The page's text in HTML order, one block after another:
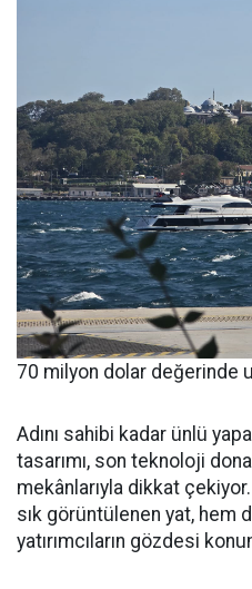
70 milyon dolar değerinde
Adını sahibi kadar ünlü
tasarımı, son teknoloji
mekânlarıyla dikkat
sık görüntülenen yat, hem
yatırımcıların gözdesi